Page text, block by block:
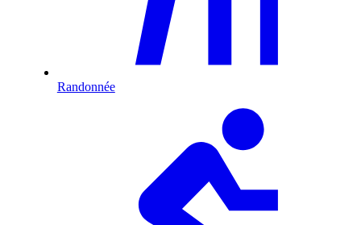
Randonnée